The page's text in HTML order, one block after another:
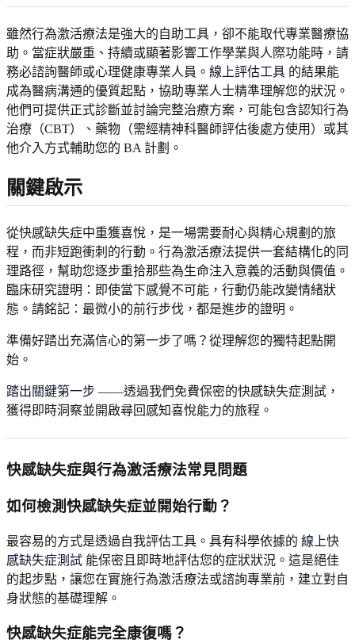
雖然行為激活療法是強大的自助工具，卻不能取代專業醫療協
助。當症狀嚴重、持續或顯著影響工作學業與人際功能時，請
務必諮詢醫師或心理健康專業人員。 線上評估工具 的結果能
成為醫病溝通的優質起點，協助專業人士精準理解您的狀況。
他們可提供正式診斷並討論完整治療方案，可能包含認知行為
治療（CBT）、藥物（需經精神科醫師評估後處方使用）或其
他介入方式輔助您的 BA 計劃。
關鍵啟示
從快感缺失症中重獲喜悅，是一場需要耐心與精心規劃的旅
程，而非短跑衝刺的行動。行為激活療法提供一套結構化的同
理路徑，幫助您逐步重拾那些為生命注入意義的活動與價值。
臨床研究證明：即使當下感覺不可能，行動仍能改變情緒狀
態。請銘記：最微小的前行步伐，都是進步的證明。
準備好踏出充滿信心的第一步了嗎？從理解您的獨特起點開
始。
踏出關鍵第一步 ——透過我們免費保密的快感缺失症測試，
獲得即時洞察並開啟尋回感知喜悅能力的旅程。
快感缺失症與行為激活療法常見問題
如何檢測快感缺失症並開始行動？
最容易的方式是透過自我評估工具。具有科學依據的 線上快
感缺失症測試 能保密且即時地評估您的症狀狀況。這是絕佳
的起步點，讓您在實施行為激活療法或諮詢專業前，建立對自
身狀態的基礎理解。
快感缺失症能完全康復嗎？